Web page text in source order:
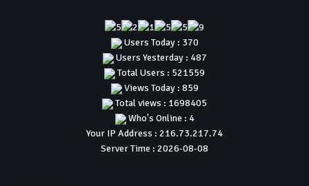
Users Today : 370
Users Yesterday : 487
Total Users : 521559
Views Today : 859
Total views : 1698405
Who's Online : 4
Your IP Address : 216.73.217.74
Server Time : 2026-08-08